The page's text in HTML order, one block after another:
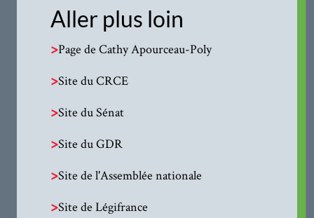
Aller plus loin
>Page de Cathy Apourceau-Poly
>Site du CRCE
>Site du Sénat
>Site du GDR
>Site de l'Assemblée nationale
>Site de Légifrance